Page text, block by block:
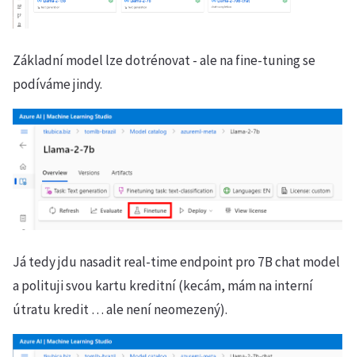
Základní model lze dotrénovat - ale na fine-tuning se
podíváme jindy.
Já tedy jdu nasadit real-time endpoint pro 7B chat model
a polituji svou kartu kreditní (kecám, mám na interní
útratu kredit … ale není neomezený).